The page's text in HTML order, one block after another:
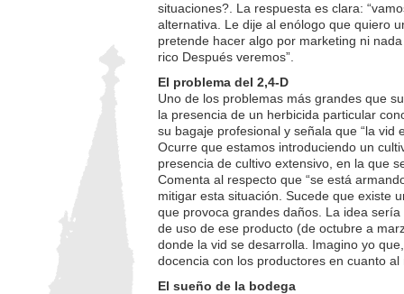
situaciones?. La respuesta es clara:
alternativa. Le dije al enólogo que quiero
pretende hacer algo por marketing ni
rico Después veremos”.
El problema del 2,4-D
Uno de los problemas más grandes que
la presencia de un herbicida particular
su bagaje profesional y señala que “la vid
Ocurre que estamos introduciendo un
presencia de cultivo extensivo, en la que
Comenta al respecto que “se está
mitigar esta situación. Sucede que existe
que provoca grandes daños. La idea
de uso de ese producto (de octubre a
donde la vid se desarrolla. Imagino yo
docencia con los productores en cuanto al
El sueño de la bodega